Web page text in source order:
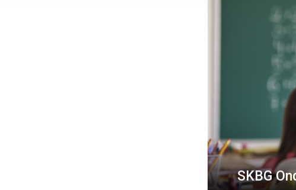
SKBG